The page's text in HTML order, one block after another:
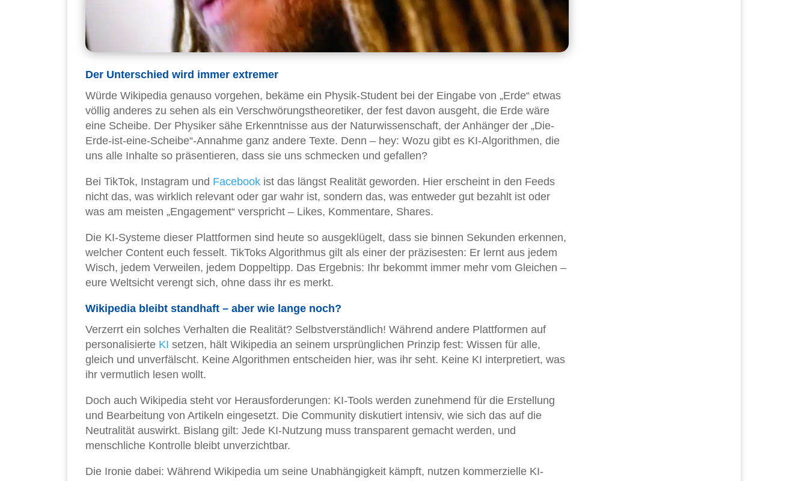
Der Unterschied wird immer extremer
Würde Wikipedia genauso vorgehen, bekäme ein Physik-Student bei der Eingabe von „Erde“ etwas
völlig anderes zu sehen als ein Verschwörungstheoretiker, der fest davon ausgeht, die Erde wäre
eine Scheibe. Der Physiker sähe Erkenntnisse aus der Naturwissenschaft, der Anhänger der „Die-
Erde-ist-eine-Scheibe“-Annahme ganz andere Texte. Denn – hey: Wozu gibt es KI-Algorithmen, die
uns alle Inhalte so präsentieren, dass sie uns schmecken und gefallen?
Bei TikTok, Instagram und Facebook ist das längst Realität geworden. Hier erscheint in den Feeds
nicht das, was wirklich relevant oder gar wahr ist, sondern das, was entweder gut bezahlt ist oder
was am meisten „Engagement“ verspricht – Likes, Kommentare, Shares.
Die KI-Systeme dieser Plattformen sind heute so ausgeklügelt, dass sie binnen Sekunden erkennen,
welcher Content euch fesselt. TikToks Algorithmus gilt als einer der präzisesten: Er lernt aus jedem
Wisch, jedem Verweilen, jedem Doppeltipp. Das Ergebnis: Ihr bekommt immer mehr vom Gleichen –
eure Weltsicht verengt sich, ohne dass ihr es merkt.
Wikipedia bleibt standhaft – aber wie lange noch?
Verzerrt ein solches Verhalten die Realität? Selbstverständlich! Während andere Plattformen auf
personalisierte KI setzen, hält Wikipedia an seinem ursprünglichen Prinzip fest: Wissen für alle,
gleich und unverfälscht. Keine Algorithmen entscheiden hier, was ihr seht. Keine KI interpretiert, was
ihr vermutlich lesen wollt.
Doch auch Wikipedia steht vor Herausforderungen: KI-Tools werden zunehmend für die Erstellung
und Bearbeitung von Artikeln eingesetzt. Die Community diskutiert intensiv, wie sich das auf die
Neutralität auswirkt. Bislang gilt: Jede KI-Nutzung muss transparent gemacht werden, und
menschliche Kontrolle bleibt unverzichtbar.
Die Ironie dabei: Während Wikipedia um seine Unabhängigkeit kämpft, nutzen kommerzielle KI-